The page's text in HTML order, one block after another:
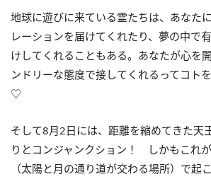
地球に遊びに来ている霊たちは、あなた
レーションを届けてくれたり、夢の中で
けしてくれることもある。あなたが心を
ンドリーな態度で接してくれるってコト
♡
そして8月2日には、距離を縮めてきた天
りとコンジャンクション！ しかもこれ
（太陽と月の通り道が交わる場所）で起